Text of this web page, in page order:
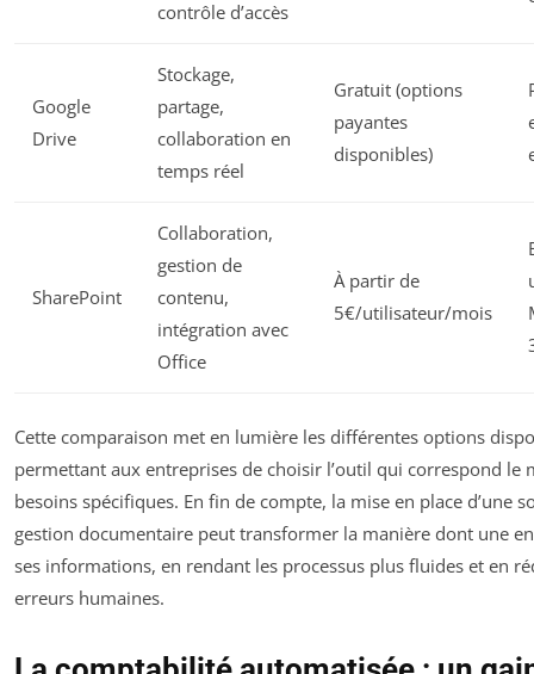
contrôle d’accès
Google
Drive
Stockage,
partage,
collaboration en
temps réel
Gratuit (options
payantes
disponibles)
SharePoint
Collaboration,
gestion de
contenu,
intégration avec
Office
À partir de
5€/utilisateur/mois
Cette comparaison met en lumière les différentes options
permettant aux entreprises de choisir l’outil qui correspond le
besoins spécifiques. En fin de compte, la mise en place d’une
gestion documentaire peut transformer la manière dont une
ses informations, en rendant les processus plus fluides et en
erreurs humaines.